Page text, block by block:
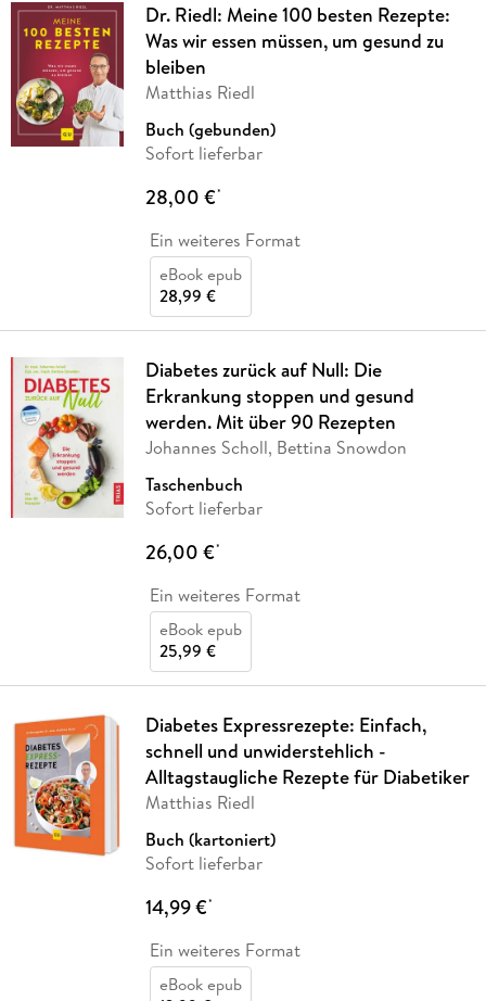
Dr. Riedl: Meine 100 besten Rezepte:
Was wir essen müssen, um gesund zu
bleiben
Matthias Riedl
Buch (gebunden)
Sofort lieferbar
28,00 €*
Ein weiteres Format
eBook epub
28,99 €
Diabetes zurück auf Null: Die
Erkrankung stoppen und gesund
werden. Mit über 90 Rezepten
Johannes Scholl, Bettina Snowdon
Taschenbuch
Sofort lieferbar
26,00 €*
Ein weiteres Format
eBook epub
25,99 €
Diabetes Expressrezepte: Einfach,
schnell und unwiderstehlich -
Alltagstaugliche Rezepte für Diabetiker
Matthias Riedl
Buch (kartoniert)
Sofort lieferbar
14,99 €*
Ein weiteres Format
eBook epub